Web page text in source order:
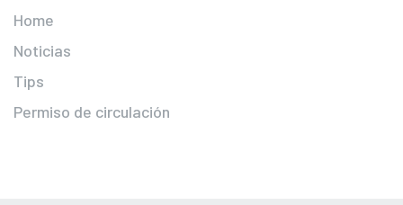
Home
Noticias
Tips
Permiso de circulación